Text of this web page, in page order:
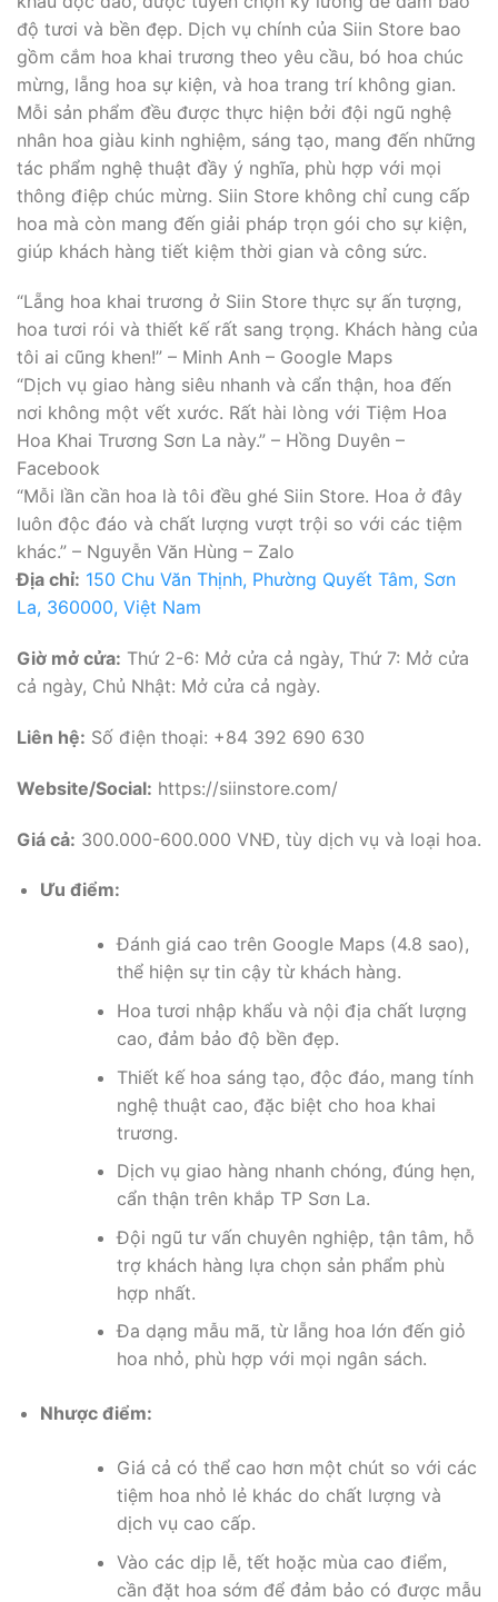
độ tươi và bền đẹp. Dịch vụ chính của Siin Store bao
gồm cắm hoa khai trương theo yêu cầu, bó hoa chúc
mừng, lẵng hoa sự kiện, và hoa trang trí không gian.
Mỗi sản phẩm đều được thực hiện bởi đội ngũ nghệ
nhân hoa giàu kinh nghiệm, sáng tạo, mang đến những
tác phẩm nghệ thuật đầy ý nghĩa, phù hợp với mọi
thông điệp chúc mừng. Siin Store không chỉ cung cấp
hoa mà còn mang đến giải pháp trọn gói cho sự kiện,
giúp khách hàng tiết kiệm thời gian và công sức.
“Lẵng hoa khai trương ở Siin Store thực sự ấn tượng,
hoa tươi rói và thiết kế rất sang trọng. Khách hàng của
tôi ai cũng khen!” – Minh Anh – Google Maps
“Dịch vụ giao hàng siêu nhanh và cẩn thận, hoa đến
nơi không một vết xước. Rất hài lòng với Tiệm Hoa
Hoa Khai Trương Sơn La này.” – Hồng Duyên –
Facebook
“Mỗi lần cần hoa là tôi đều ghé Siin Store. Hoa ở đây
luôn độc đáo và chất lượng vượt trội so với các tiệm
khác.” – Nguyễn Văn Hùng – Zalo
Địa chỉ: 150 Chu Văn Thịnh, Phường Quyết Tâm, Sơn
La, 360000, Việt Nam
Giờ mở cửa: Thứ 2-6: Mở cửa cả ngày, Thứ 7: Mở cửa
cả ngày, Chủ Nhật: Mở cửa cả ngày.
Liên hệ: Số điện thoại: +84 392 690 630
Website/Social: https://siinstore.com/
Giá cả: 300.000-600.000 VNĐ, tùy dịch vụ và loại hoa.
Ưu điểm:
Đánh giá cao trên Google Maps (4.8 sao),
thể hiện sự tin cậy từ khách hàng.
Hoa tươi nhập khẩu và nội địa chất lượng
cao, đảm bảo độ bền đẹp.
Thiết kế hoa sáng tạo, độc đáo, mang tính
nghệ thuật cao, đặc biệt cho hoa khai
trương.
Dịch vụ giao hàng nhanh chóng, đúng hẹn,
cẩn thận trên khắp TP Sơn La.
Đội ngũ tư vấn chuyên nghiệp, tận tâm, hỗ
trợ khách hàng lựa chọn sản phẩm phù
hợp nhất.
Đa dạng mẫu mã, từ lẵng hoa lớn đến giỏ
hoa nhỏ, phù hợp với mọi ngân sách.
Nhược điểm:
Giá cả có thể cao hơn một chút so với các
tiệm hoa nhỏ lẻ khác do chất lượng và
dịch vụ cao cấp.
Vào các dịp lễ, tết hoặc mùa cao điểm,
cần đặt hoa sớm để đảm bảo có được mẫu